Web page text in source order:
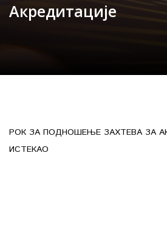
Акредитације
РОК ЗА ПОДНОШЕЊЕ ЗАХТЕВА ЗА
ИСТЕКАО